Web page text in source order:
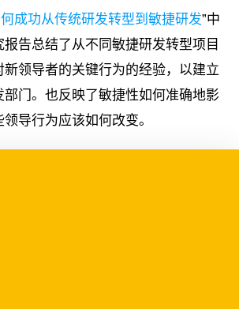
成功从传统研发转型到敏捷研发”中
告总结了从不同敏捷研发转型项目
领导者的关键行为的经验，以建立
门。也反映了敏捷性如何准确地影
导行为应该如何改变。